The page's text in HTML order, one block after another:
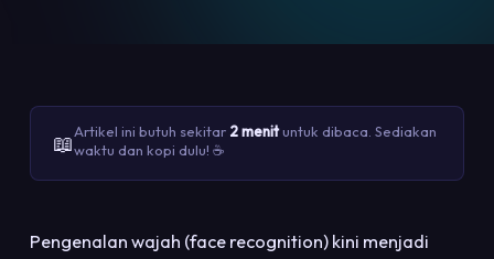
📖Artikel ini butuh sekitar 2 menituntuk dibaca. Sediakan
waktu dan kopi dulu! ☕
Pengenalan wajah (face recognition) kini menjadi